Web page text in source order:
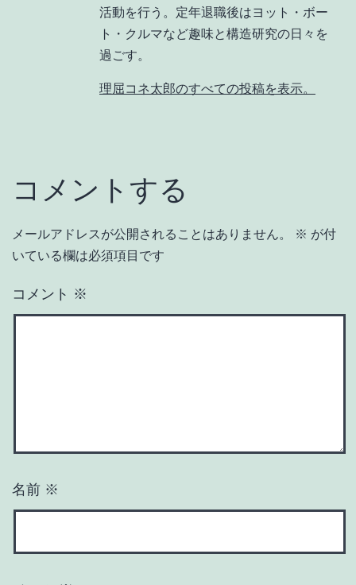
活動を行う。定年退職後はヨット・ボー
ト・クルマなど趣味と構造研究の日々を
過ごす。
理屈コネ太郎のすべての投稿を表示。
コメントする
メールアドレスが公開されることはありません。 ※ が付
いている欄は必須項目です
コメント ※
名前 ※